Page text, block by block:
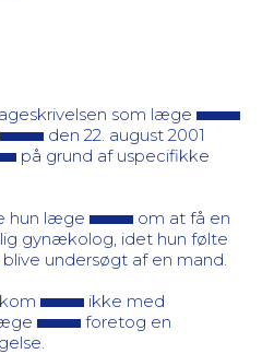
som læge
den 22. august 2001
på grund af uspecifikke
hun læge
om at få en
gynækolog, idet hun følte
undersøgt af en mand.
ikke med
foretog en